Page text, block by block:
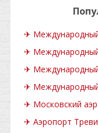
✈
✈
✈
✈
✈ Московский
✈ Аэропорт